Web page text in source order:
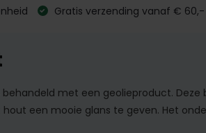
Gratis verzending vanaf € 60,-
met een geolieproduct.
een mooie glans te geven. Het